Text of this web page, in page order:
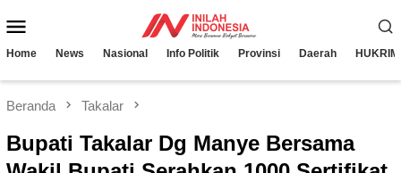
ke
Mobile
Home News Nasional Info Politik Provinsi Daerah HUKRIM
Beranda Takalar
Bupati Takalar Dg Manye Bersama